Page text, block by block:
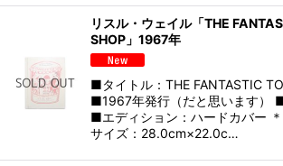
リスル・ウェイル「THE
SHOP」1967年
■タイトル：THE FANTASTIC
■1967年発行（だと思います）
■エディション：ハードカバー
サイズ：28.0cm×22.0c…